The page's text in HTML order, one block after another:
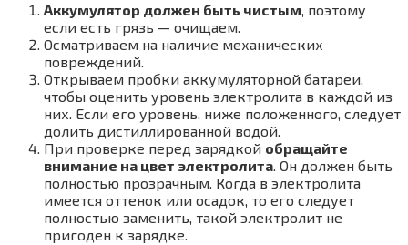
Аккумулятор должен быть чистым, поэтому
если есть грязь — очищаем.
Осматриваем на наличие механических
повреждений.
Открываем пробки аккумуляторной батареи,
чтобы оценить уровень электролита в каждой из
них. Если его уровень, ниже положенного, следует
долить дистиллированной водой.
При проверке перед зарядкой обращайте
внимание на цвет электролита. Он должен быть
полностью прозрачным. Когда в электролита
имеется оттенок или осадок, то его следует
полностью заменить, такой электролит не
пригоден к зарядке.